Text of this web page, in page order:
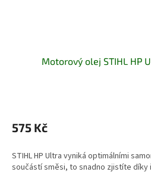
Motorový olej STIHL HP
produktu
je
z
5
575 Kč
STIHL HP Ultra vyniká optimálními
součástí směsi, to snadno zjistíte díky